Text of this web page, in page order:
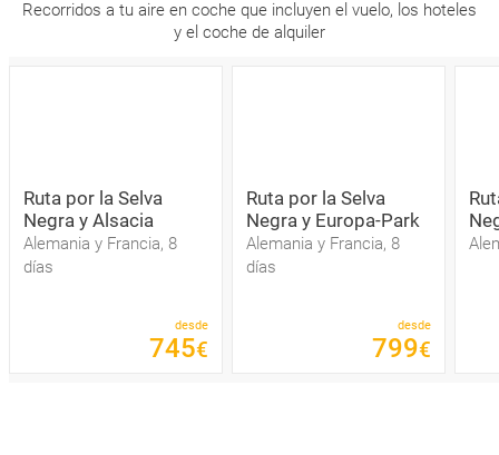
Recorridos a tu aire en coche que incluyen el vuelo, los hoteles
y el coche de alquiler
Ruta por la Selva
Negra y Alsacia
Alemania y Francia, 8
días
desde
745€
Ruta por la Selva
Negra y Europa-Park
Alemania y Francia, 8
días
desde
799€